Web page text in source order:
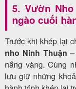
5. Vườn
ngào cuối
Trước khi khép lại
nho Ninh Thuận
nắng vàng. Cùng
lưu giữ những